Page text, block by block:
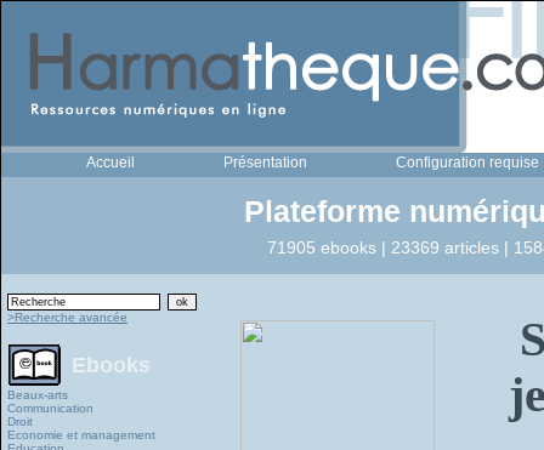
Accueil Présentation Configuration requise
Plateforme
71905 ebooks | 23369 articles |
>Recherche avancée
Ebooks
Beaux-arts
Communication
Droit
Economie et management